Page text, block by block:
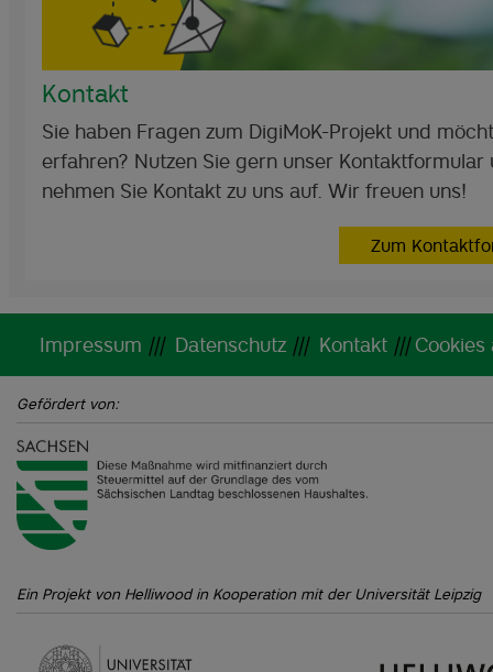
Kontakt
Sie haben Fragen zum DigiMoK-Projekt und
erfahren? Nutzen Sie gern unser Kontaktformular
nehmen Sie Kontakt zu uns auf. Wir freuen uns!
Zum
Impressum ||| Datenschutz||| Kontakt|||Cookies
Gefördert von:
Ein Projekt von Helliwood in Kooperation mit der Universität Leipzig